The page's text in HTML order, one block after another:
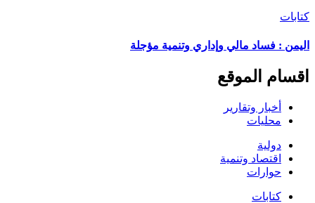
كتابات
اليمن : فساد مالي وإداري وتنمية مؤجلة
اقسام الموقع
أخبار وتقارير
محليات
دولية
اقتصاد وتنمية
حوارات
كتابات